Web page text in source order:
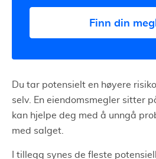
Finn din
Du tar potensielt en høyere
selv. En eiendomsmegler sitter
kan hjelpe deg med å unngå
med salget.
I tillegg synes de fleste